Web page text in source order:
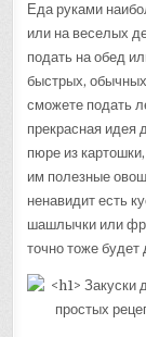
Еда руками
или на веселых
подать на обед
быстрых,
сможете подать
прекрасная
пюре из
им полезные
ненавидит есть
шашлычки или
точно тоже